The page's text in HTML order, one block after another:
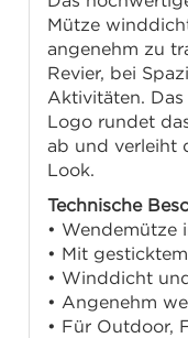
Mütze
angenehm zu
Revier, bei
Aktivitäten.
Logo rundet
ab und verleiht
Look.
Technische
• Wendemütze
• Mit
• Winddicht
• Angenehm
• Für Outdoor,